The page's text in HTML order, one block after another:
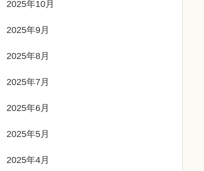
2025年10月
2025年9月
2025年8月
2025年7月
2025年6月
2025年5月
2025年4月